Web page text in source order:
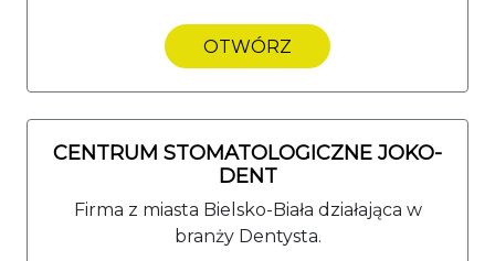
OTWÓRZ
CENTRUM STOMATOLOGICZNE JOKO-
DENT
Firma z miasta Bielsko-Biała działająca w
branży Dentysta.